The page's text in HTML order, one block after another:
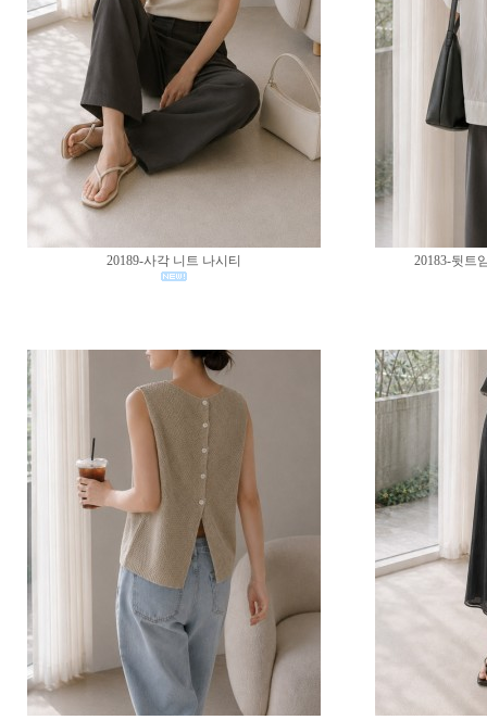
20189-사각 니트 나시티 20183-뒷트